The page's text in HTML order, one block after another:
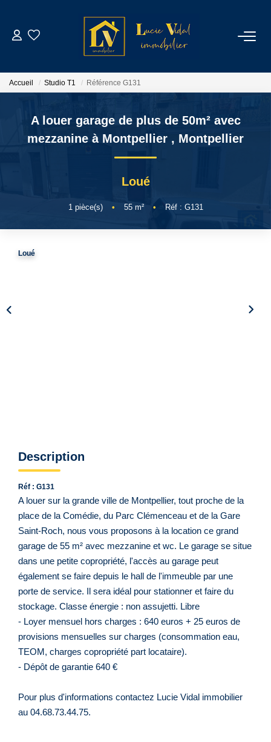
GESTION LOCATIVE
CONTACT
Accueil Studio T1 Référence G131
A louer garage de plus de 50m² avec
mezzanine à Montpellier , Montpellier
Loué
1 pièce(s) • 55m² • Réf : G131
Loué
Description
Réf : G131
A louer sur la grande ville de Montpellier, tout proche de la
place de la Comédie, du Parc Clémenceau et de la Gare
Saint-Roch, nous vous proposons à la location ce grand
garage de 55 m² avec mezzanine et wc. Le garage se situe
dans une petite copropriété, l'accès au garage peut
également se faire depuis le hall de l'immeuble par une
porte de service. Il sera idéal pour stationner et faire du
stockage. Classe énergie : non assujetti. Libre
- Loyer mensuel hors charges : 640 euros + 25 euros de
provisions mensuelles sur charges (consommation eau,
TEOM, charges copropriété part locataire).
- Dépôt de garantie 640 €
Pour plus d'informations contactez Lucie Vidal immobilier
au 04.68.73.44.75.